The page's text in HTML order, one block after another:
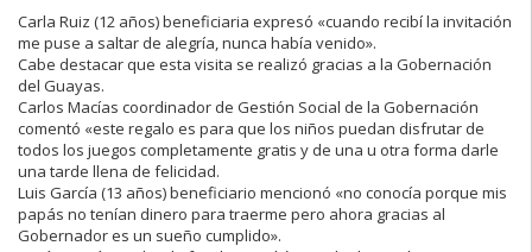
Carla Ruiz (12 años) beneficiaria expresó «cuando recibí la invitación
me puse a saltar de alegría, nunca había venido».
Cabe destacar que esta visita se realizó gracias a la Gobernación
del Guayas.
Carlos Macías coordinador de Gestión Social de la Gobernación
comentó «este regalo es para que los niños puedan disfrutar de
todos los juegos completamente gratis y de una u otra forma darle
una tarde llena de felicidad.
Luis García (13 años) beneficiario mencionó «no conocía porque mis
papás no tenían dinero para traerme pero ahora gracias al
Gobernador es un sueño cumplido».